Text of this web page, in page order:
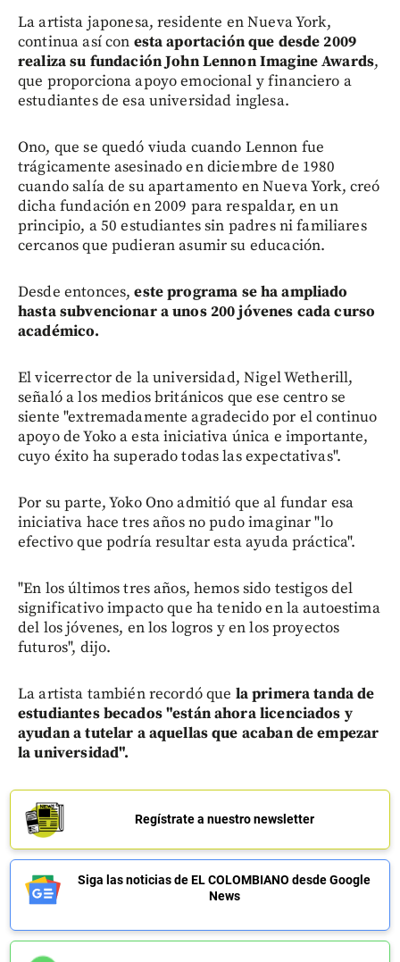
La artista japonesa, residente en Nueva York,
continua así con esta aportación que desde 2009
realiza su fundación John Lennon Imagine Awards,
que proporciona apoyo emocional y financiero a
estudiantes de esa universidad inglesa.
Ono, que se quedó viuda cuando Lennon fue
trágicamente asesinado en diciembre de 1980
cuando salía de su apartamento en Nueva York, creó
dicha fundación en 2009 para respaldar, en un
principio, a 50 estudiantes sin padres ni familiares
cercanos que pudieran asumir su educación.
Desde entonces,este programa se ha ampliado
hasta subvencionar a unos 200 jóvenes cada curso
académico.
El vicerrector de la universidad, Nigel Wetherill,
señaló a los medios británicos que ese centro se
siente "extremadamente agradecido por el continuo
apoyo de Yoko a esta iniciativa única e importante,
cuyo éxito ha superado todas las expectativas".
Por su parte, Yoko Ono admitió que al fundar esa
iniciativa hace tres años no pudo imaginar "lo
efectivo que podría resultar esta ayuda práctica".
"En los últimos tres años, hemos sido testigos del
significativo impacto que ha tenido en la autoestima
del los jóvenes, en los logros y en los proyectos
futuros", dijo.
La artista también recordó que la primera tanda de
estudiantes becados "están ahora licenciados y
ayudan a tutelar a aquellas que acaban de empezar
la universidad".
Regístrate a nuestro newsletter
Siga las noticias de EL COLOMBIANO desde Google
News